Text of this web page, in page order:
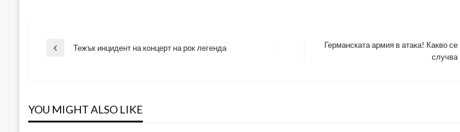
Навигация
Previous
Тежък инцидент на концерт на рок легенда
Германската армия в атака! Какво се
случва
YOU MIGHT ALSO LIKE